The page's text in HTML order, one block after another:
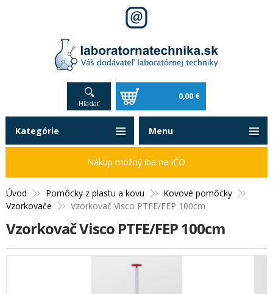
Hľadať
0,00 €
Úvod Pomôcky z plastu a kovu
Kovové pomôcky
Vzorkovače
Vzorkovač Visco PTFE/FEP 100cm
Vzorkovač Visco PTFE/FEP 100cm
Kategórie
Nákup možný iba na IČO
Menu